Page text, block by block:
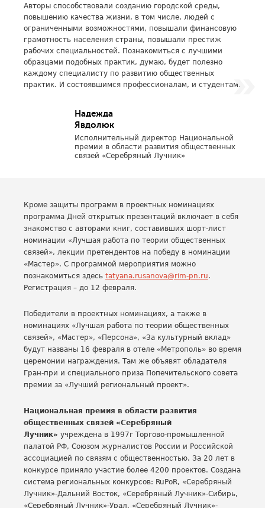
Авторы способствовали созданию городской среды,
повышению качества жизни, в том числе, людей с
ограниченными возможностями, повышали финансовую
грамотность населения страны, повышали престиж
рабочих специальностей. Познакомиться с лучшими
образцами подобных практик, думаю, будет полезно
каждому специалисту по развитию общественных
практик. И состоявшимся профессионалам, и студентам.
Надежда
Явдолюк
Исполнительный директор Национальной
премии в области развития общественных
связей «Серебряный Лучник»
Кроме защиты программ в проектных номинациях
программа Дней открытых презентаций включает в себя
знакомство с авторами книг, составивших шорт-лист
номинации «Лучшая работа по теории общественных
связей», лекции претендентов на победу в номинации
«Мастер». С программой мероприятия можно
познакомиться здесь tatyana.rusanova@rim-pn.ru.
Регистрация – до 12 февраля.
Победители в проектных номинациях, а также в
номинациях «Лучшая работа по теории общественных
связей», «Мастер», «Персона», «За культурный вклад»
будут названы 16 февраля в отеле «Метрополь» во время
церемонии награждения. Там же объявят обладателя
Гран-при и специального приза Попечительского совета
премии за «Лучший региональный проект».
Национальная премия в области развития
общественных связей «Серебряный
Лучник» учреждена в 1997г Торгово-промышленной
палатой РФ, Союзом журналистов России и Российской
ассоциацией по связям с общественностью. За 20 лет в
конкурсе приняло участие более 4200 проектов. Создана
система региональных конкурсов: RuPoR, «Серебряный
Лучник»-Дальний Восток, «Серебряный Лучник»-Сибирь,
«Серебряный Лучник»-Урал, «Серебряный Лучник»-